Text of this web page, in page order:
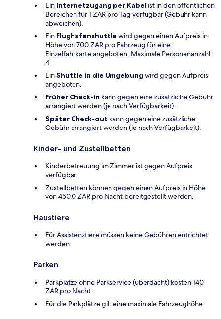
Ein Internetzugang per Kabel ist in den öffentlichen
Bereichen für 1 ZAR pro Tag verfügbar (Gebühr kann
abweichen).
Ein Flughafenshuttle wird gegen einen Aufpreis in
Höhe von 700 ZAR pro Fahrzeug für eine
Einzelfahrkarte angeboten. Maximale Personenanzahl:
4
EinShuttle in die Umgebung wird gegen Aufpreis
angeboten.
Früher Check-in kann gegen eine zusätzliche Gebühr
arrangiert werden (je nach Verfügbarkeit).
Später Check-out kann gegen eine zusätzliche
Gebühr arrangiert werden (je nach Verfügbarkeit).
Kinder- und Zustellbetten
Kinderbetreuung im Zimmer ist gegen Aufpreis
verfügbar.
Zustellbetten können gegen einen Aufpreis in Höhe
von 450.0 ZAR pro Nacht bereitgestellt werden.
Haustiere
Für Assistenztiere müssen keine Gebühren entrichtet
werden
Parken
Parkplätze ohne Parkservice (überdacht) kosten 140
ZAR pro Nacht.
Für die Parkplätze gilt eine maximale Fahrzeughöhe.